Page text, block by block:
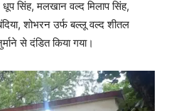
सिंह, मलखान वल्द मिलाप सिंह,
शोभरन उर्फ बल्लू वल्द शीतल
से दंडित किया गया।